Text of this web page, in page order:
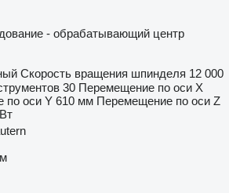
- обрабатывающий центр
Скорость вращения шпинделя 12 000
30 Перемещение по оси X
по оси Y 610 мм Перемещение по оси Z